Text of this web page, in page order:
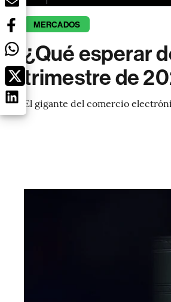
MERCADOS
¿Qué esperar
trimestre de
El gigante del comercio